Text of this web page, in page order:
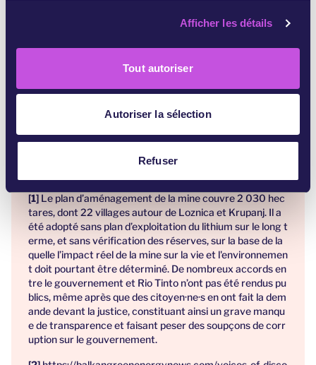
t
Afficher les détails
Tout autoriser
Autoriser la sélection
Refuser
eau propre et à des conditions de vie saines.
Empêchez la construction de la dangereuse mine
rivières de la vallée du Jadar. Ensemble, nous
pouvons sauver notre environnement.
Références:
Le plan d’aménagement de la mine couvre 2 030 hec
tares, dont 22 villages autour de Loznica et Krupanj. Il a
été adopté sans plan d’exploitation du lithium sur le long t
erme, et sans vérification des réserves, sur la base de la
quelle l’impact réel de la mine sur la vie et l'environnemen
t doit pourtant être déterminé. De nombreux accords en
tre le gouvernement et Rio Tinto n’ont pas été rendus pu
blics, même après que des citoyen·ne·s en ont fait la dem
ande devant la justice, constituant ainsi un grave manqu
e de transparence et faisant peser des soupçons de corr
uption sur le gouvernement.